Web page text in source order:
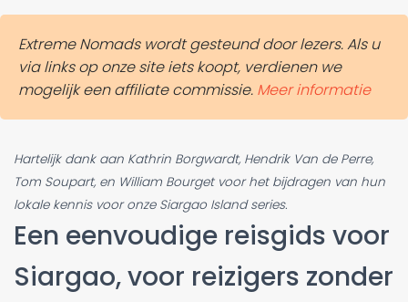
Extreme Nomads wordt gesteund door lezers. Als u
via links op onze site iets koopt, verdienen we
mogelijk een affiliate commissie. Meer informatie
Hartelijk dank aan Kathrin Borgwardt, Hendrik Van de Perre,
Tom Soupart, en William Bourget voor het bijdragen van hun
lokale kennis voor onze Siargao Island series.
Een eenvoudige reisgids voor
Siargao, voor reizigers zonder